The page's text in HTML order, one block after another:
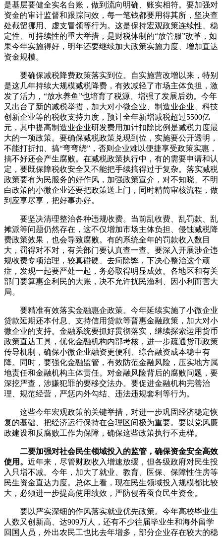
是基层要健全实名台账，做到流向明确、账实相符。要加强对
资金的审计监督和跟踪问效，每一笔钱都要用得其所，坚决查
处截留挪用、虚支冒领等行为。这是保持宏观政策连续性、稳
定性、可持续性的重大举措，是财税体制的“放管服”改革，如
果今年实施得好，明年还要继续加大政策实施力度、增加直达
资金规模。
要确保减税降费政策落实到位。自实施营改增以来，特别
是这几年持续大规模减税降费，有效减轻了市场主体负担，激
发了活力，“放水养鱼”也培育了税源、增强了发展后劲。今年
又出台了新的减税举措，加大对小微企业、制造业企业、科技
创新企业等的税收支持力度，预计全年新增减税超过5500亿
元，其中提高制造业企业研发费用加计扣除比例是减税力度最
大的一项政策。要确保减税政策兑现到位，实施要公开透明，
不能打折扣、搞“弯弯绕”，否则企业难以便捷享受政策实惠，
搞不好还会产生腐败。在减税政策执行中，有的需要申请和认
定，要既保障税收安全又不能把手续搞得过于复杂。落实减税
政策要有为民服务的好作风，加强政策宣介，对不知晓、不明
白政策的小微企业还要把政策送上门，同时精简审核流程，做
到应享尽享，把好事办好。
要坚决清理整治各种违规收费。当前乱收费、乱罚款、乱
摊派等问题仍然存在，这不仅增加市场主体负担、侵蚀减税降
费政策效果，也会导致腐败。有的系统全年的罚款收入数目
大，罚得对不对，有关部门要认真查一查。要深入开展涉企违
规收费专项治理，较真碰硬、去疴除弊，下决心整治这个顽
症，发现一起要严处一起，务必取得明显成效。各地区和有关
部门要算惠企利民的大账，决不允许扰民渔利、因小利而害大
局。
要精准有效落实金融惠企政策。今年延续实施了小微企业
贷款延期还本付息、支持信用贷款等普惠金融政策，加大对小
微企业的支持。金融系统要抓好贯彻落实，继续探索运用货币
政策直达工具，优化金融机构内部考核，进一步疏通货币政策
传导机制，确保小微企业融资更便利、综合融资成本稳中有
降。同时，要强化金融监管，有效防范金融风险，压实地方属
地责任和金融机构主体责任。对金融风险背后的腐败问题，要
深挖严查，涉嫌犯罪的要移交法办。要促进金融机构完善治
理、规范经营，严惩内外勾结、违法违规套利等行为。
这些今年宏观政策的关键举措，对进一步巩固经济稳定恢
复的基础、把经济运行保持在合理区间极为重要。要以党风廉
政建设和反腐败工作为保障，确保这些政策执行不走样。
二要加强对社会民生领域投入的监管，确保资金安全高效
使用。 近年来，尽管财政收入增速放缓，但各级政府对民生投
入只增不减。今年，加大了就业、教育、医保、保障性住房等
民生资金直达力度。总体上看，现在民生领域投入规模都比较
大，必须进一步提高使用绩效，严防侵吞蚕食民生资金。
要以严实深细的作风落实就业优先政策。今年高校毕业生
人数又创新高、达909万人，还有不少往届毕业生和海外留学
回国人员，外出农民工也比去年增多，部分企业存在较大的稳